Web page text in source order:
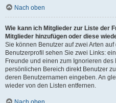
Nach oben
Wie kann ich Mitglieder zur Liste der
Mitglieder hinzufügen oder diese
Sie können Benutzer auf zwei Arten
Benutzerprofil sehen Sie zwei Links:
Freunde und einen zum Ignorieren
persönlichen Bereich direkt Benutzer
deren Benutzernamen eingeben. An
wieder von den Listen entfernen.